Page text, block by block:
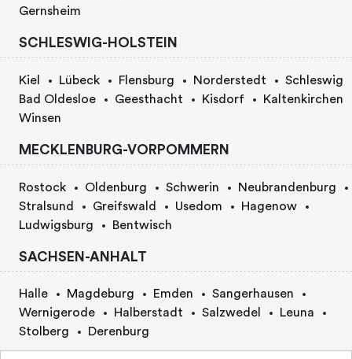
Gernsheim
SCHLESWIG-HOLSTEIN
Kiel Lübeck Flensburg Norderstedt
Schleswig
Bad Oldesloe
Geesthacht Kisdorf
Kaltenkirchen
Winsen
MECKLENBURG-VORPOMMERN
Rostock Oldenburg Schwerin
Neubrandenburg
Stralsund
Greifswald Usedom
Hagenow
Ludwigsburg
Bentwisch
SACHSEN-ANHALT
Halle Magdeburg Emden
Sangerhausen
Wernigerode
Halberstadt Salzwedel
Leuna
Stolberg
Derenburg